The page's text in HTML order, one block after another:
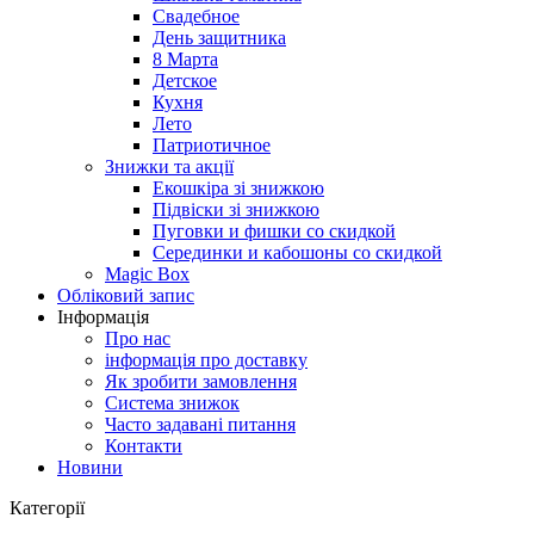
Свадебное
День защитника
8 Марта
Детское
Кухня
Лето
Патриотичное
Знижки та акції
Екошкіра зі знижкою
Підвіски зі знижкою
Пуговки и фишки со скидкой
Серединки и кабошоны со скидкой
Magic Box
Обліковий запис
Інформація
Про нас
інформація про доставку
Як зробити замовлення
Система знижок
Часто задавані питання
Контакти
Новини
Категорії